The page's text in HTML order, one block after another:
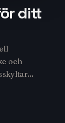
ditt
och